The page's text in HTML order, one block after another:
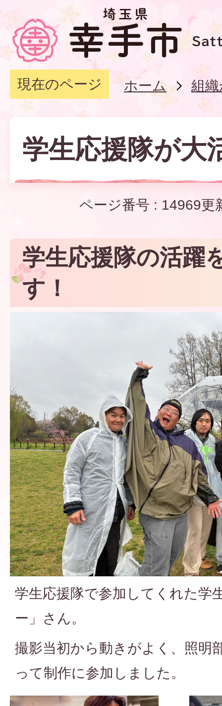
現在のページ ホーム 組
学生応援隊が大
ページ番号 : 14969更
学生応援隊の活躍
す！
学生応援隊で参加してくれた学
ー」さん。
撮影当初から動きがよく、照明
って制作に参加しました。